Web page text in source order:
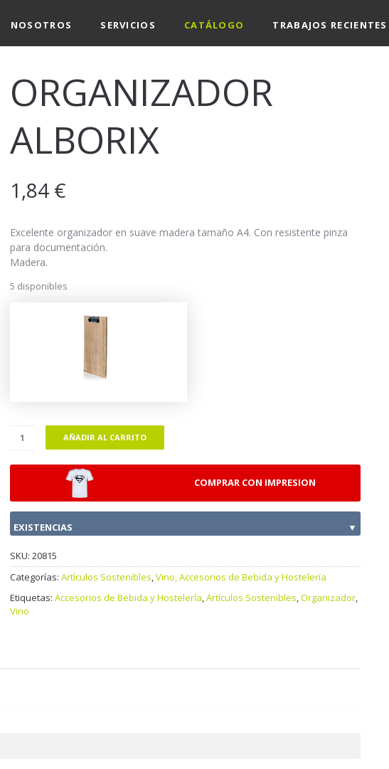
NOSOTROS SERVICIOS CATÁLOGO TRABAJOS RECIENTES
ORGANIZADOR
ALBORIX
1,84 €
Excelente organizador en suave madera tamaño A4. Con resistente pinza
para documentación.
Madera.
5 disponibles
AÑADIR AL CARRITO
COMPRAR CON IMPRESION
EXISTENCIAS ▼
SKU:20815
Categorías:Artículos Sostenibles,Vino, Accesorios de Bebida y Hostelería
Etiquetas:Accesorios de Bebida y Hostelería,Artículos Sostenibles,Organizador,
Vino